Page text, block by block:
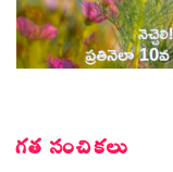
గత సంచికలు